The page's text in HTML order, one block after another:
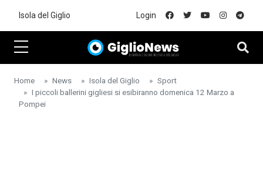
Isola del Giglio Login
Home News Isola del Giglio
Sport
I piccoli ballerini gigliesi si esibiranno domenica 12 Marzo a
Pompei